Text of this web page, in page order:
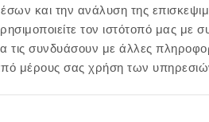
και την ανάλυση της
τον ιστότοπό μας με
τις συνδυάσουν με άλλες
μέρους σας χρήση των